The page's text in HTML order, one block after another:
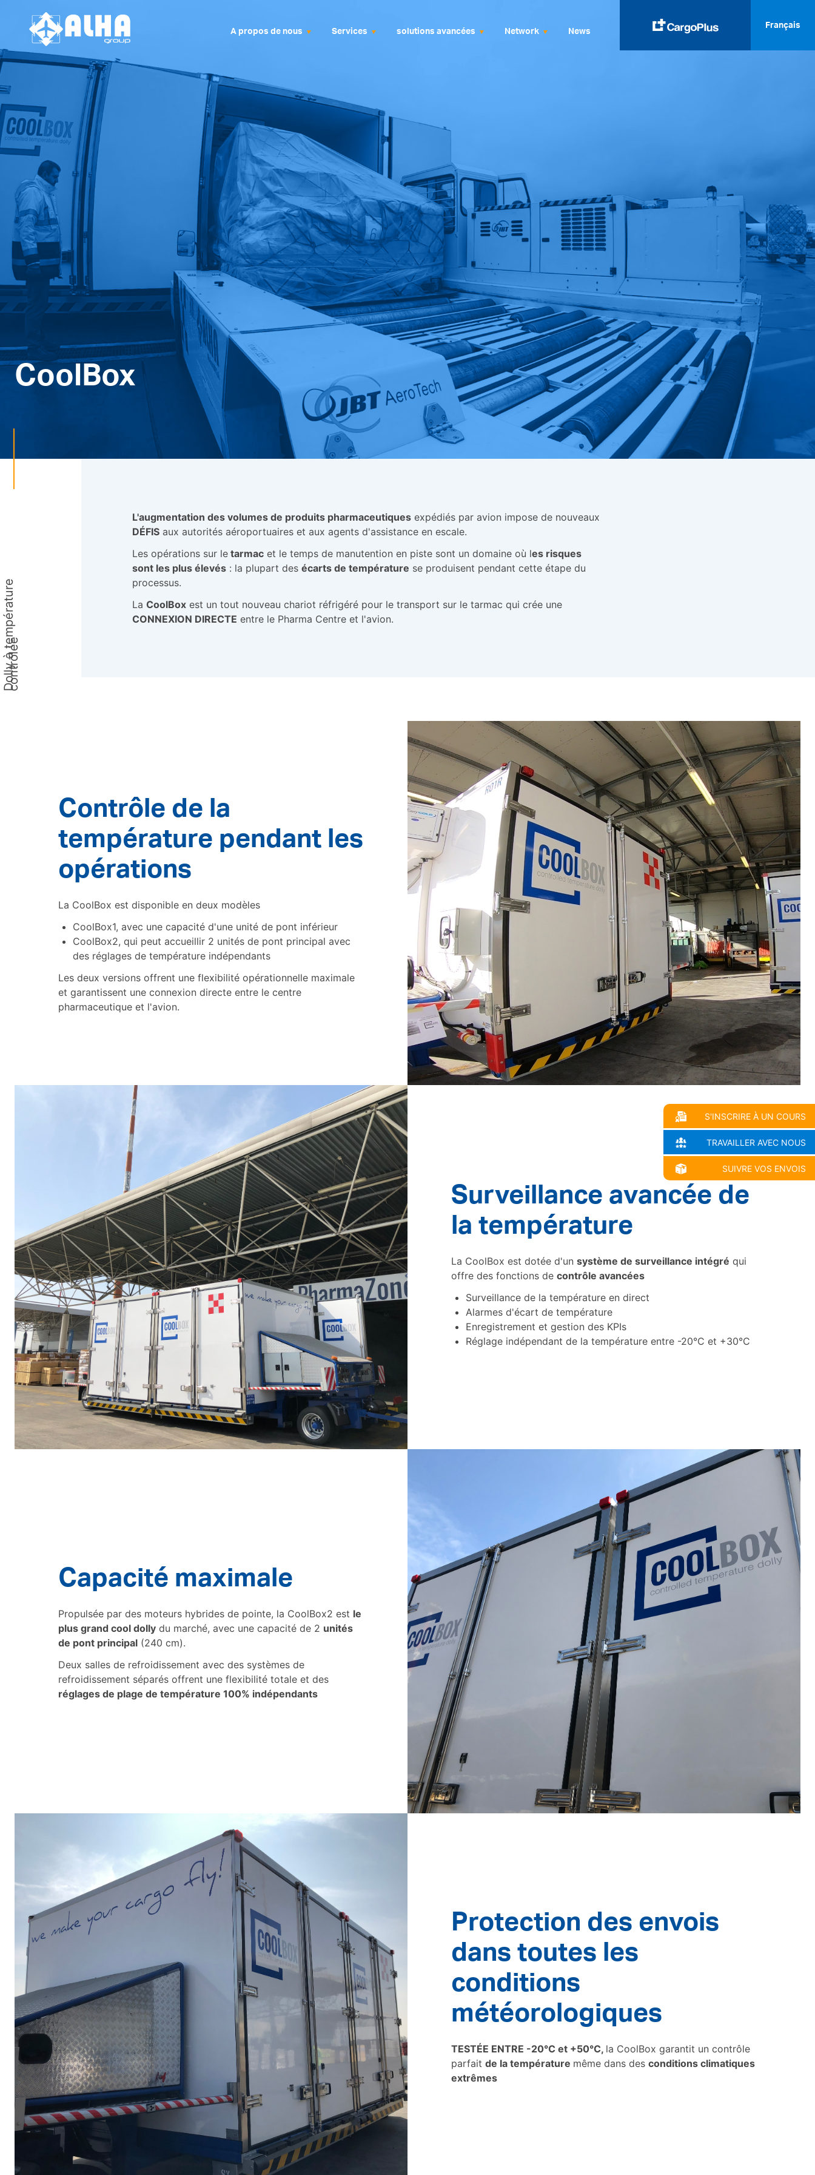
A propos de nous Services solutions avancées Network News
Français
العربية
中文
S'INSCRIRE À UN COURS
TRAVAILLER AVEC NOUS
SUIVRE VOS ENVOIS
CoolBox
D
o
l
l
y
à
t
e
m
p
é
r
a
t
u
r
e
c
o
n
t
r
ô
l
é
e
L'augmentation des volumes de produits pharmaceutiquesexpédiés par avion impose de nouveaux
DÉFISaux autorités aéroportuaires et aux agents d'assistance en escale.
Les opérations sur letarmacet le temps de manutention en piste sont un domaine où les risques
sont les plus élevés: la plupart des écarts de température se produisent pendant cette étape du
processus.
La CoolBoxest un tout nouveau chariot réfrigéré pour le transport sur le tarmac qui crée une
CONNEXION DIRECTE entre le Pharma Centre et l'avion.
Contrôle de la
température pendant les
opérations
La CoolBox est disponible en deux modèles
CoolBox1, avec une capacité d'une unité de pont inférieur
CoolBox2, qui peut accueillir 2 unités de pont principal avec
des réglages de température indépendants
Les deux versions offrent une flexibilité opérationnelle maximale
et garantissent une connexion directe entre le centre
pharmaceutique et l'avion.
Surveillance avancée de
la température
La CoolBox est dotée d'un système de surveillance intégré qui
offre des fonctions de contrôle avancées
Surveillance de la température en direct
Alarmes d'écart de température
Enregistrement et gestion des KPIs
Réglage indépendant de la température entre -20°C et +30°C
Capacité maximale
Propulsée par des moteurs hybrides de pointe, la CoolBox2 est le
plus grand cool dolly du marché, avec une capacité de 2 unités
de pont principal (240 cm).
Deux salles de refroidissement avec des systèmes de
refroidissement séparés offrent une flexibilité totale et des
réglages de plage de température 100% indépendants
Protection des envois
dans toutes les
conditions
météorologiques
TESTÉE ENTRE -20°C et +50°C, la CoolBox garantit un contrôle
parfait de la température même dans des conditions climatiques
extrêmes